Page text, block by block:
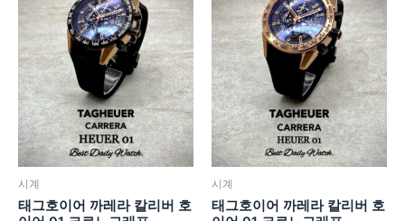
시계
태그호이어 까레라 칼리버 호
시계
태그호이어 까레라 칼리버 호